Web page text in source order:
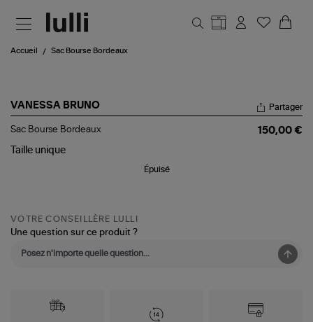
Accueil Sac Bourse Bordeaux
VANESSA BRUNO
Sac
Bordeaux
Partager
Sac Bourse Bordeaux
150,00 €
Taille unique
Épuisé
VOTRE CONSEILLÈRE LULLI
Une question sur ce produit ?